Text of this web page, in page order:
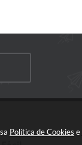
Política de Cookies e